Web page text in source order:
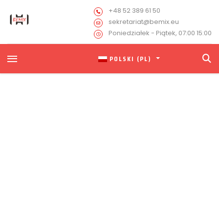
+48 52 389 61 50
sekretariat@bemix.eu
Poniedziałek - Piątek, 07:00 15:00
POLSKI (PL)